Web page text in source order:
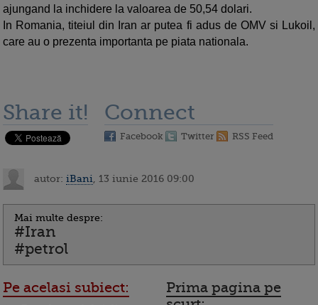
ajungand la inchidere la valoarea de 50,54 dolari.
In Romania, titeiul din Iran ar putea fi adus de OMV si Lukoil,
care au o prezenta importanta pe piata nationala.
Share it! Connect
Facebook Twitter RSS Feed
autor: iBani , 13 iunie 2016 09:00
Mai multe despre:
#Iran
#petrol
Pe acelasi subiect:
Prima pagina pe